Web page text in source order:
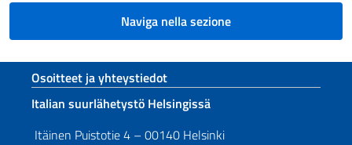
Naviga nella sezione
Footer section
Osoitteet ja yhteystiedot
Italian suurlähetystö Helsingissä
Itäinen Puistotie 4 – 00140 Helsinki